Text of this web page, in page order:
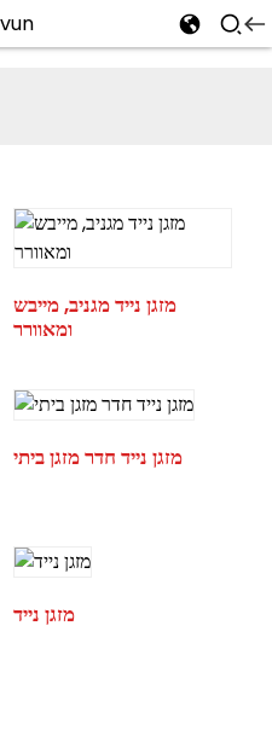
מזגן נייד מגניב, מייבש
ומאוורר
מזגן נייד חדר מזגן ביתי
מזגן נייד